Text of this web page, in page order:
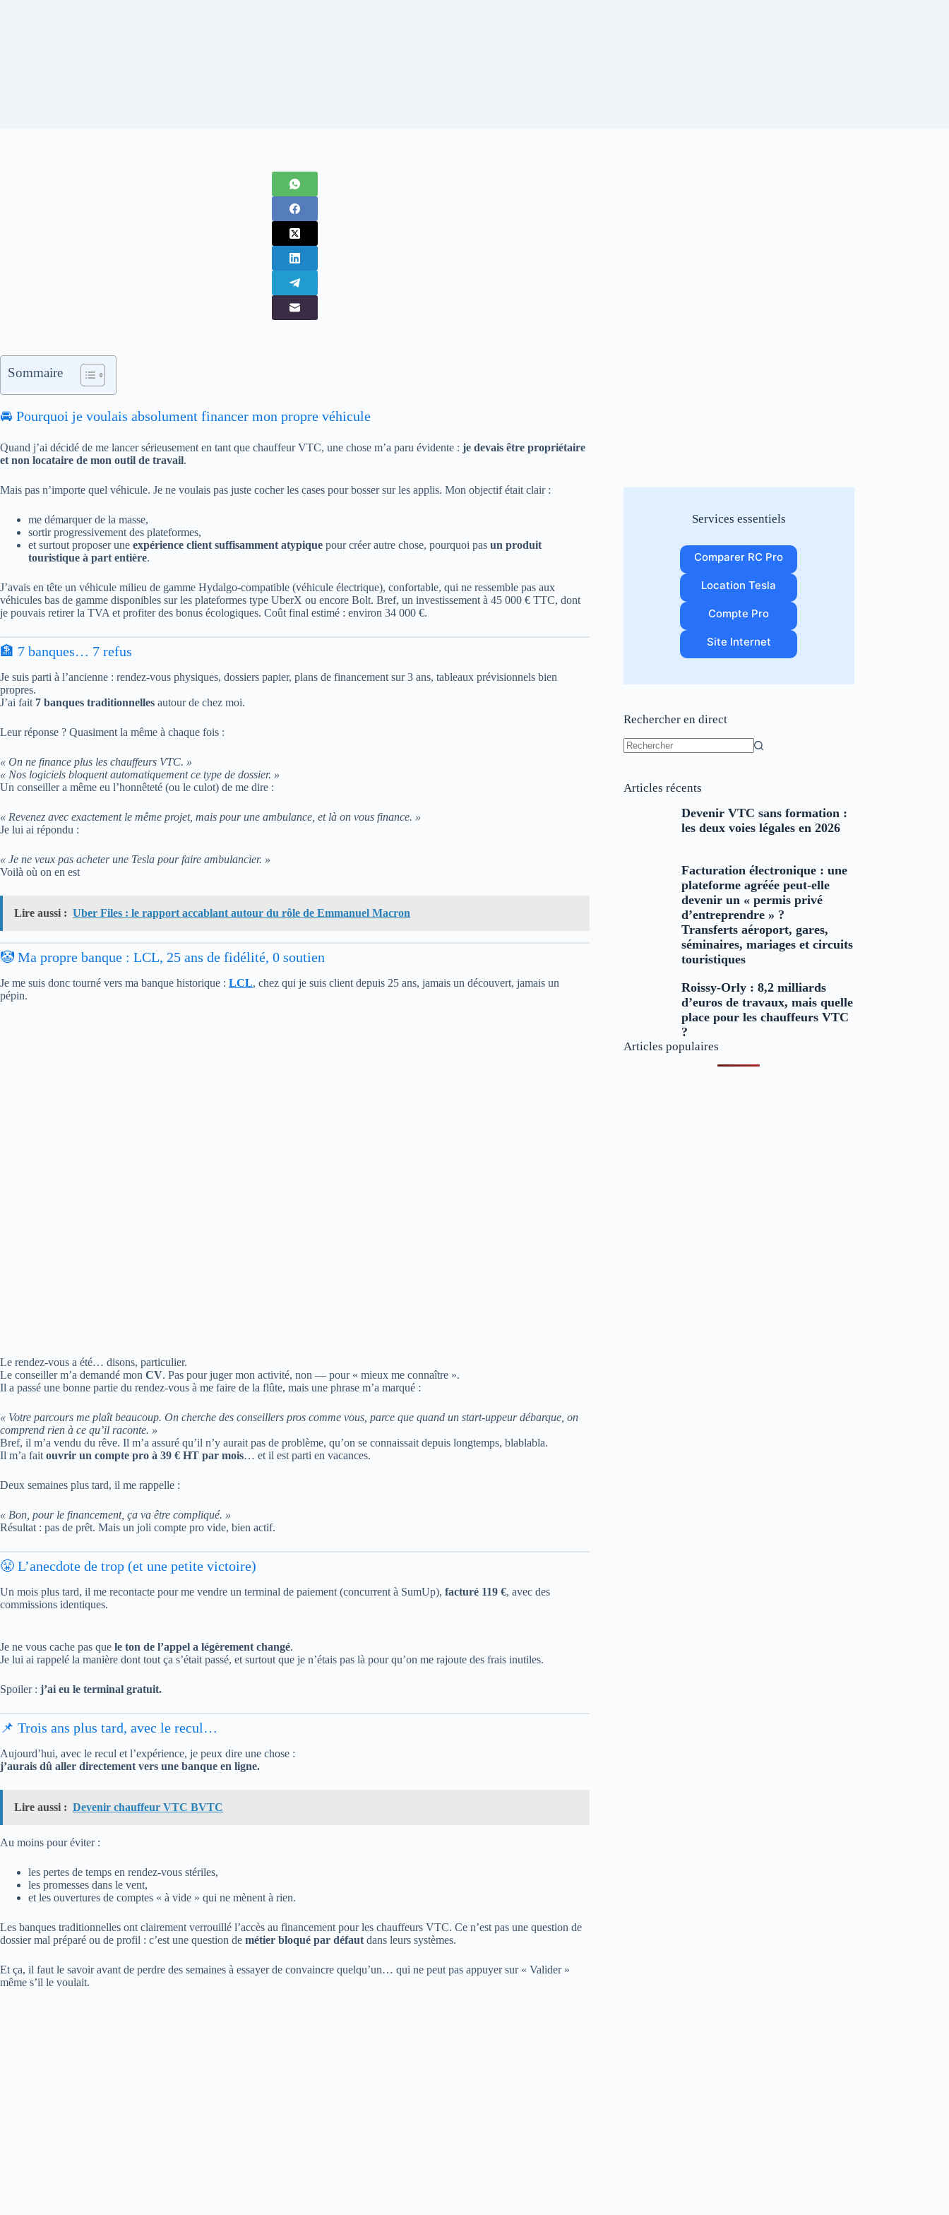
Sommaire
🚘 Pourquoi je voulais absolument financer mon propre véhicule
Quand j’ai décidé de me lancer sérieusement en tant que chauffeur VTC, une chose m’a paru évidente : je devais être propriétaire
et non locataire de mon outil de travail.
Mais pas n’importe quel véhicule. Je ne voulais pas juste cocher les cases pour bosser sur les applis. Mon objectif était clair :
me démarquer de la masse,
sortir progressivement des plateformes,
et surtout proposer une expérience client suffisamment atypique pour créer autre chose, pourquoi pas un produit
touristique à part entière.
J’avais en tête un véhicule milieu de gamme Hydalgo-compatible (véhicule électrique), confortable, qui ne ressemble pas aux
véhicules bas de gamme disponibles sur les plateformes type UberX ou encore Bolt. Bref, un investissement à 45 000 € TTC, dont
je pouvais retirer la TVA et profiter des bonus écologiques. Coût final estimé : environ 34 000 €.
🏦 7 banques… 7 refus
Je suis parti à l’ancienne : rendez-vous physiques, dossiers papier, plans de financement sur 3 ans, tableaux prévisionnels bien
propres.
J’ai fait 7 banques traditionnelles autour de chez moi.
Leur réponse ? Quasiment la même à chaque fois :
« On ne finance plus les chauffeurs VTC. »
« Nos logiciels bloquent automatiquement ce type de dossier. »
Un conseiller a même eu l’honnêteté (ou le culot) de me dire :
« Revenez avec exactement le même projet, mais pour une ambulance, et là on vous finance. »
Je lui ai répondu :
« Je ne veux pas acheter une Tesla pour faire ambulancier. »
Voilà où on en est
Lire aussi : Uber Files : le rapport accablant autour du rôle de Emmanuel Macron
🤡 Ma propre banque : LCL, 25 ans de fidélité, 0 soutien
Je me suis donc tourné vers ma banque historique : LCL, chez qui je suis client depuis 25 ans, jamais un découvert, jamais un
pépin.
Le rendez-vous a été… disons, particulier.
Le conseiller m’a demandé mon CV. Pas pour juger mon activité, non — pour « mieux me connaître ».
Il a passé une bonne partie du rendez-vous à me faire de la flûte, mais une phrase m’a marqué :
« Votre parcours me plaît beaucoup. On cherche des conseillers pros comme vous, parce que quand un start-uppeur débarque, on
comprend rien à ce qu’il raconte. »
Bref, il m’a vendu du rêve. Il m’a assuré qu’il n’y aurait pas de problème, qu’on se connaissait depuis longtemps, blablabla.
Il m’a fait ouvrir un compte pro à 39 € HT par mois… et il est parti en vacances.
Deux semaines plus tard, il me rappelle :
« Bon, pour le financement, ça va être compliqué. »
Résultat : pas de prêt. Mais un joli compte pro vide, bien actif.
😤 L’anecdote de trop (et une petite victoire)
Un mois plus tard, il me recontacte pour me vendre un terminal de paiement (concurrent à SumUp), facturé 119 €, avec des
commissions identiques.
Je ne vous cache pas que le ton de l’appel a légèrement changé.
Je lui ai rappelé la manière dont tout ça s’était passé, et surtout que je n’étais pas là pour qu’on me rajoute des frais inutiles.
Spoiler : j’ai eu le terminal gratuit.
📌 Trois ans plus tard, avec le recul…
Aujourd’hui, avec le recul et l’expérience, je peux dire une chose :
j’aurais dû aller directement vers une banque en ligne.
Lire aussi : Devenir chauffeur VTC BVTC
Au moins pour éviter :
les pertes de temps en rendez-vous stériles,
les promesses dans le vent,
et les ouvertures de comptes « à vide » qui ne mènent à rien.
Les banques traditionnelles ont clairement verrouillé l’accès au financement pour les chauffeurs VTC. Ce n’est pas une question de
dossier mal préparé ou de profil : c’est une question de métier bloqué par défaut dans leurs systèmes.
Et ça, il faut le savoir avant de perdre des semaines à essayer de convaincre quelqu’un… qui ne peut pas appuyer sur « Valider »
même s’il le voulait.
Services essentiels
Comparer RC Pro
Location Tesla
Compte Pro
Site Internet
Rechercher en direct
Articles récents
Devenir VTC sans formation :
les deux voies légales en 2026
Facturation électronique : une
plateforme agréée peut-elle
devenir un « permis privé
d’entreprendre » ?
Transferts aéroport, gares,
séminaires, mariages et circuits
touristiques
Roissy-Orly : 8,2 milliards
d’euros de travaux, mais quelle
place pour les chauffeurs VTC
?
Articles populaires